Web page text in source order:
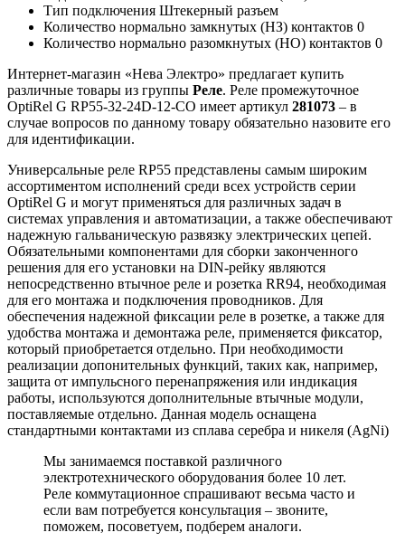
Тип подключения Штекерный разъем
Количество нормально замкнутых (НЗ) контактов 0
Количество нормально разомкнутых (НО) контактов 0
Интернет-магазин «Нева Электро» предлагает купить
различные товары из группы Реле. Реле промежуточное
OptiRel G RP55-32-24D-12-CO имеет артикул 281073 – в
случае вопросов по данному товару обязательно назовите его
для идентификации.
Универсальные реле RP55 представлены самым широким
ассортиментом исполнений среди всех устройств серии
OptiRel G и могут применяться для различных задач в
системах управления и автоматизации, а также обеспечивают
надежную гальваническую развязку электрических цепей.
Обязательными компонентами для сборки законченного
решения для его установки на DIN-рейку являются
непосредственно втычное реле и розетка RR94, необходимая
для его монтажа и подключения проводников. Для
обеспечения надежной фиксации реле в розетке, а также для
удобства монтажа и демонтажа реле, применяется фиксатор,
который приобретается отдельно. При необходимости
реализации допонительных функций, таких как, например,
защита от импульсного перенапряжения или индикация
работы, используются дополнительные втычные модули,
поставляемые отдельно. Данная модель оснащена
стандартными контактами из сплава серебра и никеля (AgNi)
Мы занимаемся поставкой различного
электротехнического оборудования более 10 лет.
Реле коммутационное спрашивают весьма часто и
если вам потребуется консультация – звоните,
поможем, посоветуем, подберем аналоги.